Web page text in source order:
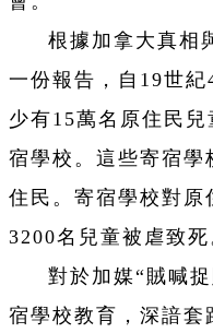
根據加拿大真相
一份報告，自19世
少有15萬名原住民
宿學校。這些寄宿學
住民。寄宿學校對原
3200名兒童被虐致死
對於加媒“賊喊
宿學校教育，深諳套